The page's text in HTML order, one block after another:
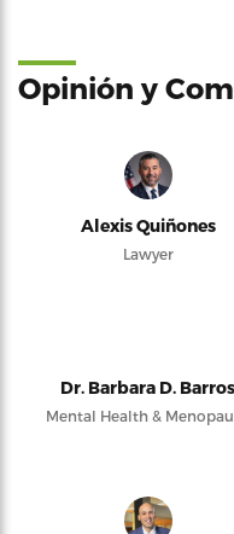
Opinión y
Alexis Quiñones
Lawyer
Dr. Barbara D. Barros
Mental Health &